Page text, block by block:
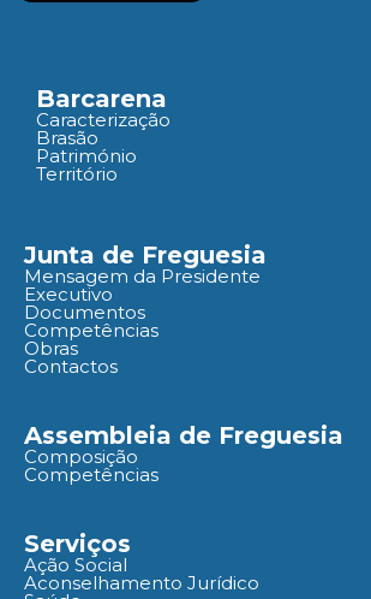
Barcarena
Caracterização
Brasão
Património
Território
Junta de Freguesia
Mensagem da Presidente
Executivo
Documentos
Competências
Obras
Contactos
Assembleia de Freguesia
Composição
Competências
Serviços
Ação Social
Aconselhamento Jurídico